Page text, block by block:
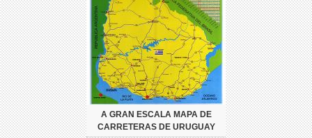
A GRAN ESCALA MAPA DE
CARRETERAS DE URUGUAY